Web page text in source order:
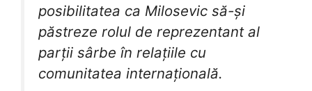
posibilitatea ca Milosevic să-și
păstreze rolul de reprezentant al
parții sârbe în relațiile cu
comunitatea internațională.